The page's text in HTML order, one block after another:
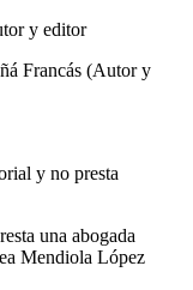
y editor
Francás (Autor y
y no presta
una abogada
Mendiola López